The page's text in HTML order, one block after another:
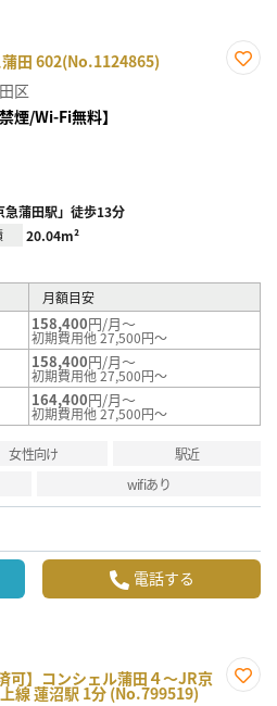
田 602(No.1124865)
区
禁煙/Wi-Fi無料】
急蒲田駅」徒歩13分
20.04m²
月額目安
158,400円/月～
初期費用他 27,500円～
158,400円/月～
初期費用他 27,500円～
164,400円/月～
初期費用他 27,500円～
女性向け
駅近
wifiあり
電話する
可】コンシェル蒲田４～JR京
線 蓮沼駅 1分 (No.799519)